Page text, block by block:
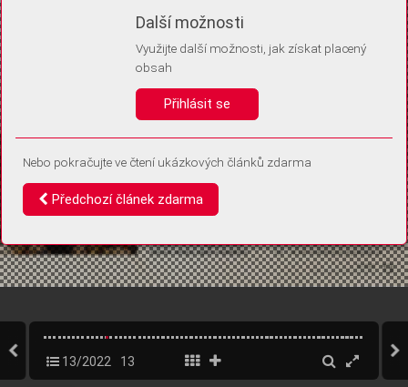
Identifikátor je zcela anonymní.
Vaše souhlasy a odmítnutí si ukládáme do vašeho zařízení, abychom se
vás už příště znovu neptali. Můžete je kdykoli později upravit ve Správě
13/2022 13
Další možnosti
Využijte další možnosti, jak získat placený
obsah
Přihlásit se
Nebo pokračujte ve čtení ukázkových článků zdarma
Předchozí článek zdarma